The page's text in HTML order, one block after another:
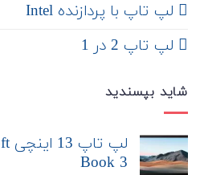
لپ تاپ با پردازنده Intel
لپ تاپ 2 در 1
شاید بپسندید
Book 3